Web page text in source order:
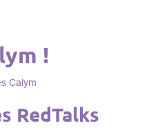
!
Calym
RedTalks